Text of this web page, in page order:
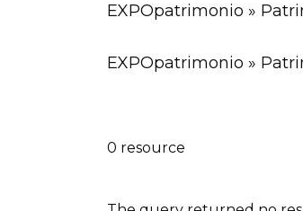
EXPOpatrimonio »
EXPOpatrimonio »
0 resource